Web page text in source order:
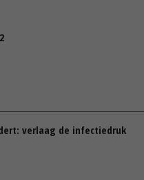
verlaag de infectiedruk